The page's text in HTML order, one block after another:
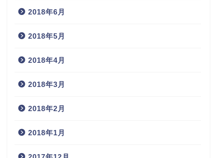
2018年6月
2018年5月
2018年4月
2018年3月
2018年2月
2018年1月